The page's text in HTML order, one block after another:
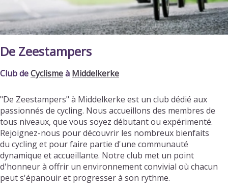
De Zeestampers
Club deCyclismeà Middelkerke
"De Zeestampers" à Middelkerke est un club dédié aux
passionnés de cycling. Nous accueillons des membres de
tous niveaux, que vous soyez débutant ou expérimenté.
Rejoignez-nous pour découvrir les nombreux bienfaits
du cycling et pour faire partie d'une communauté
dynamique et accueillante. Notre club met un point
d'honneur à offrir un environnement convivial où chacun
peut s'épanouir et progresser à son rythme.